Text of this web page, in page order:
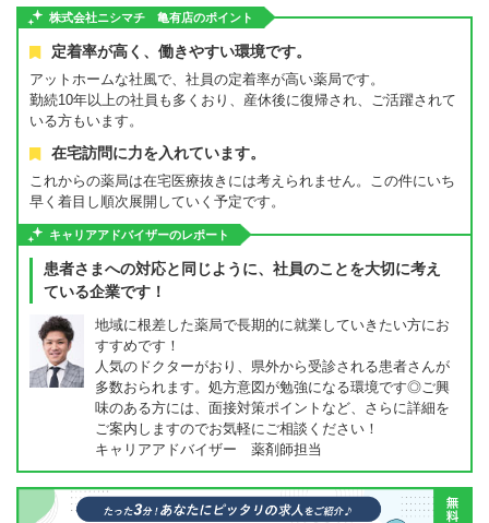
株式会社ニシマチ 亀有店のポイント
定着率が高く、働きやすい環境です。
アットホームな社風で、社員の定着率が高い薬局です。
勤続10年以上の社員も多くおり、産休後に復帰され、ご活躍されて
いる方もいます。
在宅訪問に力を入れています。
これからの薬局は在宅医療抜きには考えられません。この件にいち
早く着目し順次展開していく予定です。
キャリアアドバイザーのレポート
患者さまへの対応と同じように、社員のことを大切に考え
ている企業です！
地域に根差した薬局で長期的に就業していきたい方にお
すすめです！
人気のドクターがおり、県外から受診される患者さんが
多数おられます。処方意図が勉強になる環境です◎ご興
味のある方には、面接対策ポイントなど、さらに詳細を
ご案内しますのでお気軽にご相談ください！
キャリアアドバイザー 薬剤師担当